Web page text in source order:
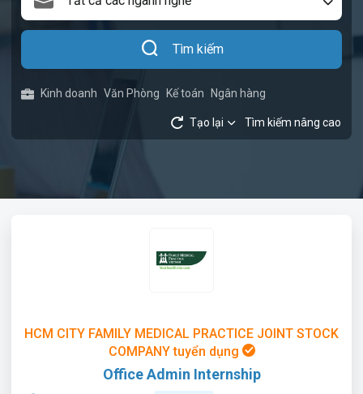
Tìm kiếm
Kinh doanh Văn Phòng Kế toán Ngân hàng
Tạo lại Tìm kiếm nâng cao
HCM CITY FAMILY MEDICAL PRACTICE JOINT STOCK
COMPANY tuyển dụng
Office Admin Internship